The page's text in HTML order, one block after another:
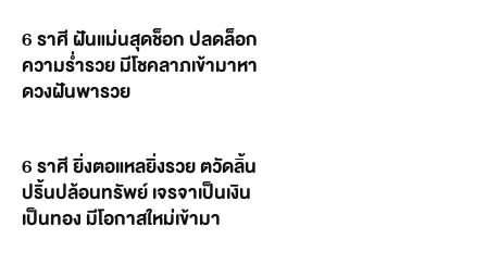
6 ราศี ฝันแม่นสุดช็อก ปลดล็อก
ความร่ำรวย มีโชคลาภเข้ามาหา
ดวงฝันพารวย
6 ราศี ยิ่งตอแหลยิ่งรวย ตวัดลิ้น
ปริ้นปล้อนทรัพย์ เจรจาเป็นเงิน
เป็นทอง มีโอกาสใหม่เข้ามา